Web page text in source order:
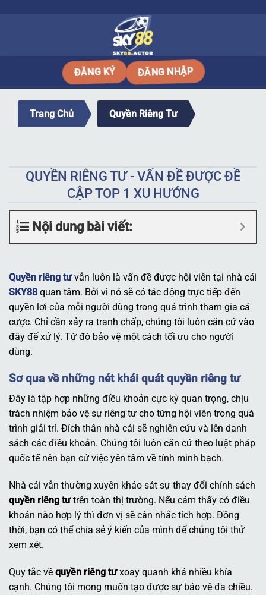
ĐĂNG KÝ ĐĂNG NHẬP
Trang Chủ Quyền Riêng Tư
QUYỀN RIÊNG TƯ - VẤN ĐỀ ĐƯỢC ĐỀ
CẬP TOP 1 XU HƯỚNG
Nội dung bài viết:
Quyền riêng tưvẫn luôn là vấn đề được hội viên tại nhà cái
SKY88 quan tâm. Bởi vì nó sẽ có tác động trực tiếp đến
quyền lợi của mỗi người dùng trong quá trình tham gia cá
cược. Chỉ cần xảy ra tranh chấp, chúng tôi luôn căn cứ vào
đây để xử lý. Từ đó bảo vệ một cách tối ưu cho người
dùng.
Sơ qua về những nét khái quát quyền riêng tư
Đây là tập hợp những điều khoản cực kỳ quan trọng, chịu
trách nhiệm bảo vệ sự riêng tư cho từng hội viên trong quá
trình giải trí. Đích thân nhà cái sẽ nghiên cứu và lên danh
sách các điều khoản. Chúng tôi luôn căn cứ theo luật pháp
quốc tế nên bạn cứ việc yên tâm về tính minh bạch.
Nhà cái vẫn thường xuyên khảo sát sự thay đổi chính sách
quyền riêng tưtrên toàn thị trường. Nếu cảm thấy có điều
khoản nào hợp lý thì đơn vị sẽ cân nhắc tích hợp. Đồng
thời, bạn có thể chia sẻ ý kiến của mình để chúng tôi thử
xem xét.
Quy tắc về quyền riêng tưxoay quanh khá nhiều khía
cạnh. Chúng tôi mong muốn tạo được sự bảo vệ đa chiều.